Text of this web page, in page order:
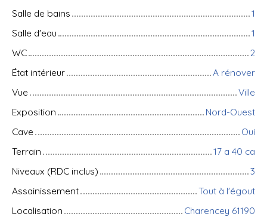
Salle de bains
1
Salle d'eau
1
WC
2
État intérieur
A rénover
Vue
Ville
Exposition
Nord-Ouest
Cave
Oui
Terrain
17 a 40 ca
Niveaux (RDC inclus)
3
Assainissement
Tout à l'égout
Localisation
Charencey 61190